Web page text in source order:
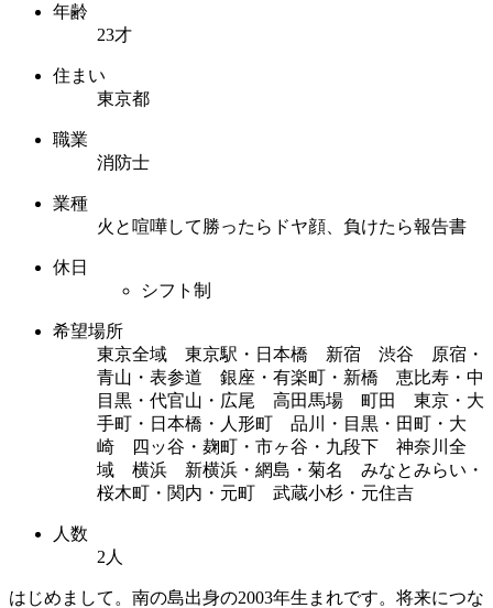
年齢
23才
住まい
東京都
職業
消防士
業種
火と喧嘩して勝ったらドヤ顔、負けたら報告書
休日
シフト制
希望場所
東京全域 東京駅・日本橋 新宿 渋谷 原宿・
青山・表参道 銀座・有楽町・新橋 恵比寿・中
目黒・代官山・広尾 高田馬場 町田 東京・大
手町・日本橋・人形町 品川・目黒・田町・大
崎 四ッ谷・麹町・市ヶ谷・九段下 神奈川全
域 横浜 新横浜・網島・菊名 みなとみらい・
桜木町・関内・元町 武蔵小杉・元住吉
人数
2人
はじめまして。南の島出身の2003年生まれです。将来につな